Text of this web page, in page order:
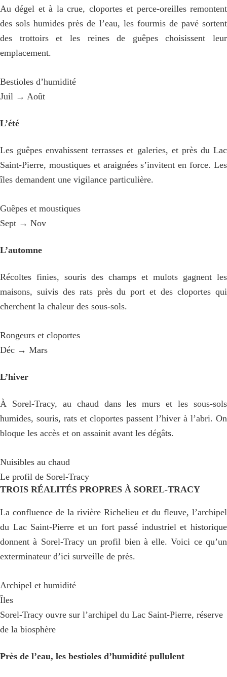
Au dégel et à la crue, cloportes et perce-oreilles remontent
des sols humides près de l’eau, les fourmis de pavé sortent
des trottoirs et les reines de guêpes choisissent leur
emplacement.
Bestioles d’humidité
Juil → Août
L’été
Les guêpes envahissent terrasses et galeries, et près du Lac
Saint-Pierre, moustiques et araignées s’invitent en force. Les
îles demandent une vigilance particulière.
Guêpes et moustiques
Sept → Nov
L’automne
Récoltes finies, souris des champs et mulots gagnent les
maisons, suivis des rats près du port et des cloportes qui
cherchent la chaleur des sous-sols.
Rongeurs et cloportes
Déc → Mars
L’hiver
À Sorel-Tracy, au chaud dans les murs et les sous-sols
humides, souris, rats et cloportes passent l’hiver à l’abri. On
bloque les accès et on assainit avant les dégâts.
Nuisibles au chaud
Le profil de Sorel-Tracy
TROIS RÉALITÉS PROPRES À SOREL-TRACY
La confluence de la rivière Richelieu et du fleuve, l’archipel
du Lac Saint-Pierre et un fort passé industriel et historique
donnent à Sorel-Tracy un profil bien à elle. Voici ce qu’un
exterminateur d’ici surveille de près.
Archipel et humidité
Îles
Sorel-Tracy ouvre sur l’archipel du Lac Saint-Pierre, réserve
de la biosphère
Près de l’eau, les bestioles d’humidité pullulent